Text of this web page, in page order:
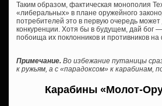
Таким образом, фактическая монополия
«либеральных» в плане оружейного
потребителей это в первую очередь
конкуренции. Хотя бы в будущем, дай бог
побоища их поклонников и противников
Примечание. Во избежание путаницы
к ружьям, а с «парадоксом» к карабинам,
Карабины «Молот-